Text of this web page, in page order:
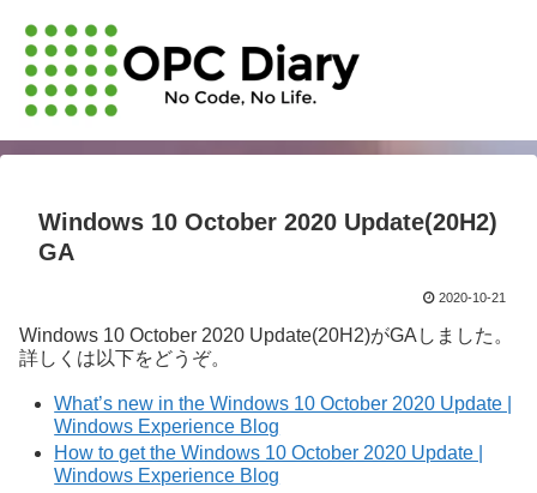
Windows 10 October 2020 Update(20H2)
GA
2020-10-21
Windows 10 October 2020 Update(20H2)がGAしました。
詳しくは以下をどうぞ。
What’s new in the Windows 10 October 2020 Update |
Windows Experience Blog
How to get the Windows 10 October 2020 Update |
Windows Experience Blog